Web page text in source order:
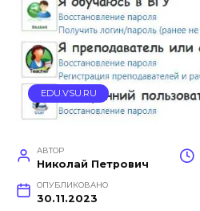
EDU.VSU.RU
АВТОР
Николай Петрович
ОПУБЛИКОВАНО
30.11.2023